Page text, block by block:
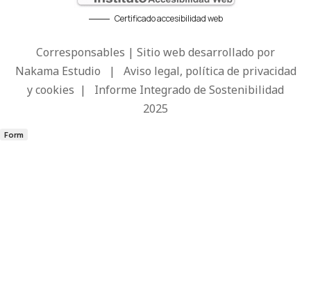
Certificado accesibilidad web
Corresponsables | Sitio web desarrollado por
Nakama Estudio | Aviso legal, política de privacidad
y cookies | Informe Integrado de Sostenibilidad
2025
Form